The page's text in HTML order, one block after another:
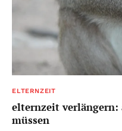
ELTERNZEIT
elternzeit verlängern:
müssen